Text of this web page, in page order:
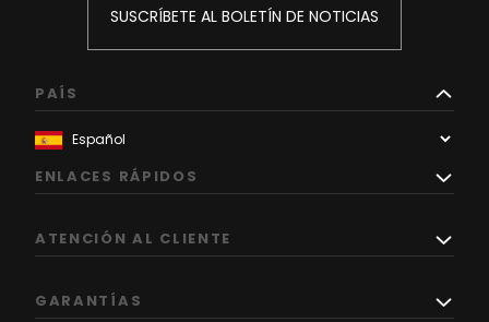
SUSCRÍBETE AL BOLETÍN DE NOTICIAS
PAÍS
ENLACES RÁPIDOS
ATENCIÓN AL CLIENTE
GARANTÍAS